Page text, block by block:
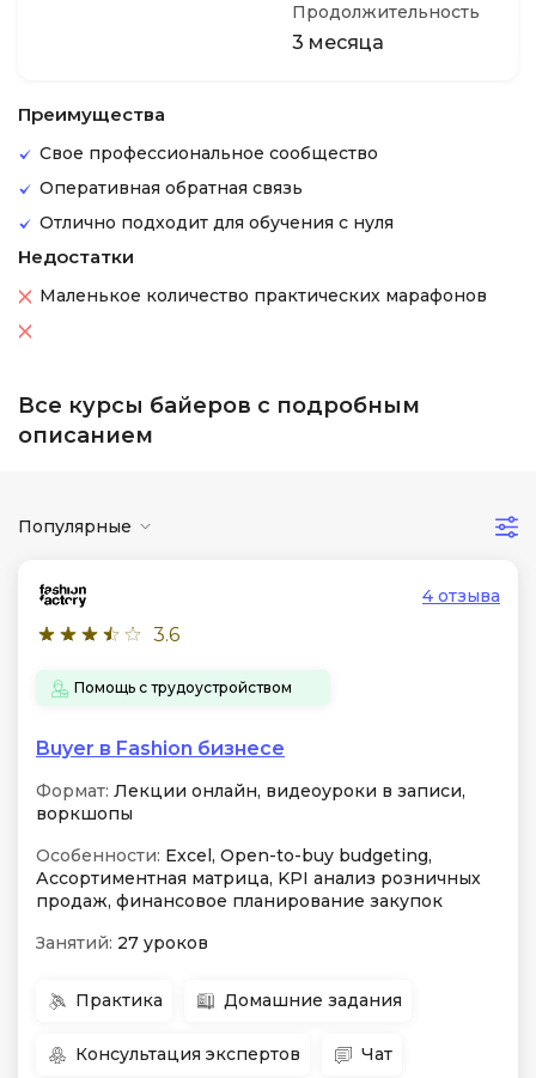
Продолжительность
3 месяца
Преимущества
Свое профессиональное сообщество
Оперативная обратная связь
Отлично подходит для обучения с нуля
Недостатки
Маленькое количество практических марафонов
Все курсы байеров с подробным
описанием
Популярные
3.6
4 отзыва
Помощь с трудоустройством
Buyer в Fashion бизнесе
Формат: Лекции онлайн, видеоуроки в записи,
воркшопы
Особенности: Excel, Open-to-buy budgeting,
Ассортиментная матрица, KPI анализ розничных
продаж, финансовое планирование закупок
Занятий: 27 уроков
Практика Домашние задания
Консультация экспертов Чат